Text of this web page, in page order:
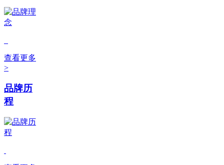
查看更多
>
品牌历
程